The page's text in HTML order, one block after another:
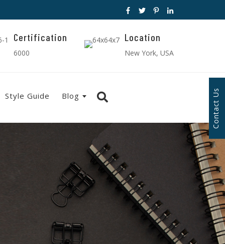
Certification
6000
Location
New York, USA
Style Guide Blog Contact Us